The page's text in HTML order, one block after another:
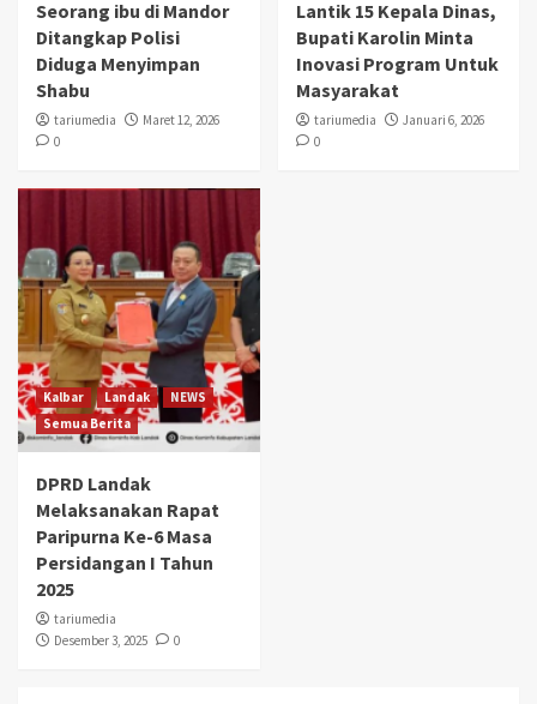
Seorang ibu di Mandor
Ditangkap Polisi
Diduga Menyimpan
Shabu
tariumedia
Maret 12, 2026
0
Lantik 15 Kepala Dinas,
Bupati Karolin Minta
Inovasi Program Untuk
Masyarakat
tariumedia
Januari 6, 2026
0
Kalbar Landak
NEWS
Semua Berita
DPRD Landak
Melaksanakan Rapat
Paripurna Ke-6 Masa
Persidangan I Tahun
2025
tariumedia
Desember 3, 2025
0